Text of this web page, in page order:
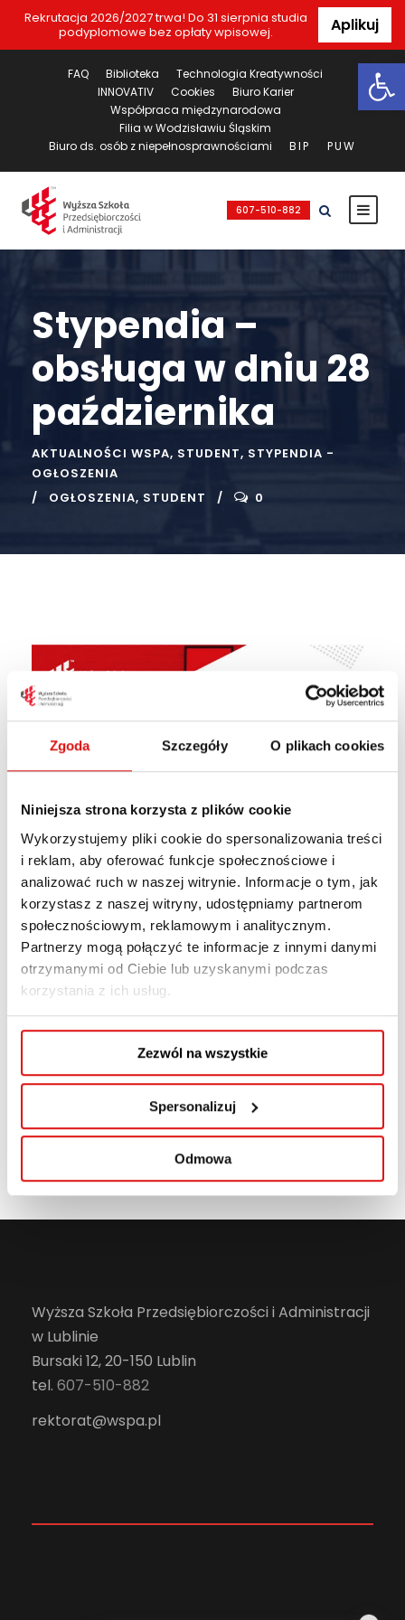
Zgoda Szczegóły O plikach cookies
Niniejsza strona korzysta z plików cookie
Wykorzystujemy pliki cookie do spersonalizowania treści
i reklam, aby oferować funkcje społecznościowe i
analizować ruch w naszej witrynie. Informacje o tym, jak
korzystasz z naszej witryny, udostępniamy partnerom
społecznościowym, reklamowym i analitycznym.
Partnerzy mogą połączyć te informacje z innymi danymi
otrzymanymi od Ciebie lub uzyskanymi podczas
korzystania z ich usług.
Zezwól na wszystkie
Spersonalizuj
Odmowa
Rekrutacja 2026/2027 trwa! Do 31 sierpnia studia
podyplomowe bez opłaty wpisowej.
Aplikuj
FAQ Biblioteka
Technologia Kreatywności
INNOVATIV
Cookies
Biuro Karier
Współpraca międzynarodowa
Filia w Wodzisławiu Śląskim
Biuro ds. osób z niepełnosprawnościami
BIP PUW
607-510-882
Stypendia –
obsługa w dniu 28
października
AKTUALNOŚCI WSPA, STUDENT, STYPENDIA -
OGŁOSZENIA
OGŁOSZENIA, STUDENT 0
Drodzy Studenci,
informujemy, że Dział Stypendialny w dniu 28
października 2025 r. będzie prowadził obsługę
studentów w godzinach 13:00–15:00.
POPRZEDNI WPIS
NASTĘPNY WPIS
Wyższa Szkoła Przedsiębiorczości i Administracji
w Lublinie
Bursaki 12, 20-150 Lublin
tel. 607-510-882
rektorat@wspa.pl